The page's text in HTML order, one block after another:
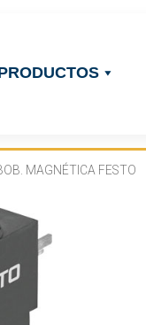
MAGNÉTICA FESTO